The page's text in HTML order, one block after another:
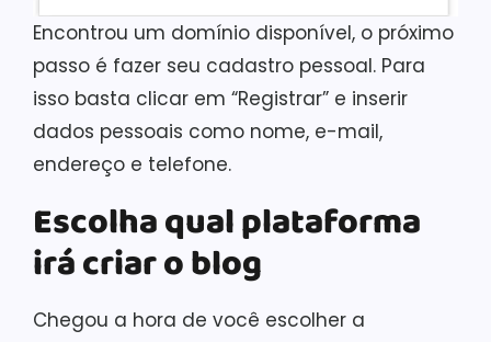
Encontrou um domínio disponível, o próximo
passo é fazer seu cadastro pessoal. Para
isso basta clicar em “Registrar” e inserir
dados pessoais como nome, e-mail,
endereço e telefone.
Escolha qual plataforma
irá criar o blog
Chegou a hora de você escolher a